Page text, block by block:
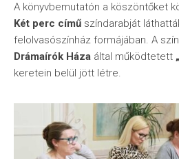
A könyvbemutatón a köszöntőket
Két perc című színdarabját
felolvasószínház formájában. A
Drámaírók Háza által működtetett
keretein belül jött létre.